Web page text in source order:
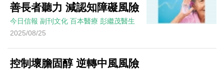
善長者聽力 減認知障礙風險
今日信報 副刊文化 百本醫療 彭繼茂醫生
2025/08/25
控制壞膽固醇 逆轉中風風險